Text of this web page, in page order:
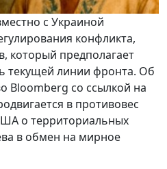
с Украиной
конфликта,
который предполагает
текущей линии фронта. Об
Bloomberg со ссылкой на
в противовес
о территориальных
в обмен на мирное